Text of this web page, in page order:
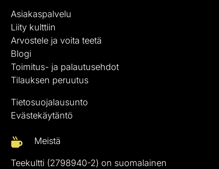
Asiakaspalvelu
Liity kulttiin
Arvostele ja voita teetä
Blogi
Toimitus- ja palautusehdot
Tilauksen peruutus
Tietosuojalausunto
Evästekäytäntö
 Meistä
Teekultti (2798940-2) on suomalainen